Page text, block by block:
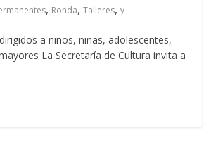
, Ronda,Talleres,y
a niños, niñas, adolescentes,
La Secretaría de Cultura invita a